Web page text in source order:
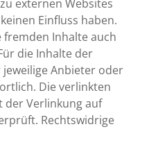
externen Websites
Einfluss haben.
Inhalte auch
die Inhalte der
Anbieter oder
Die verlinkten
der Verlinkung auf
Rechtswidrige